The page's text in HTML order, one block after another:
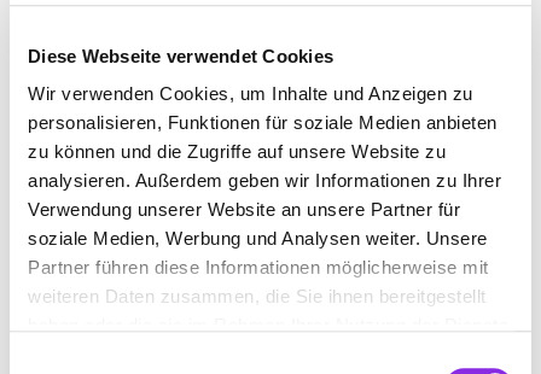
Diese Webseite verwendet Cookies
Wir verwenden Cookies, um Inhalte und Anzeigen zu
personalisieren, Funktionen für soziale Medien anbieten
zu können und die Zugriffe auf unsere Website zu
analysieren. Außerdem geben wir Informationen zu Ihrer
Verwendung unserer Website an unsere Partner für
soziale Medien, Werbung und Analysen weiter. Unsere
Partner führen diese Informationen möglicherweise mit
weiteren Daten zusammen, die Sie ihnen bereitgestellt
SAATGUTANBIETER
Suchen nach
Finden